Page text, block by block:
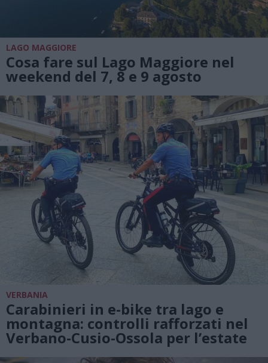
LAGO MAGGIORE
Cosa fare sul Lago Maggiore nel
weekend del 7, 8 e 9 agosto
VERBANIA
Carabinieri in e-bike tra lago e
montagna: controlli rafforzati nel
Verbano-Cusio-Ossola per l’estate